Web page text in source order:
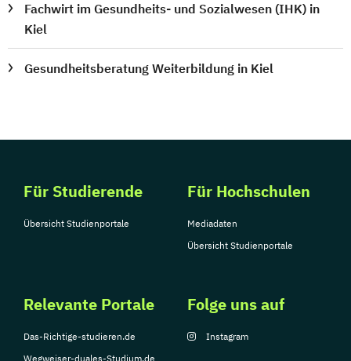
Fachwirt im Gesundheits- und Sozialwesen (IHK) in
Kiel
Gesundheitsberatung Weiterbildung in Kiel
Für Studierende
Übersicht Studienportale
Für Hochschulen
Mediadaten
Übersicht Studienportale
Relevante Portale
Das-Richtige-studieren.de
Wegweiser-duales-Studium.de
Folge uns auf
Instagram